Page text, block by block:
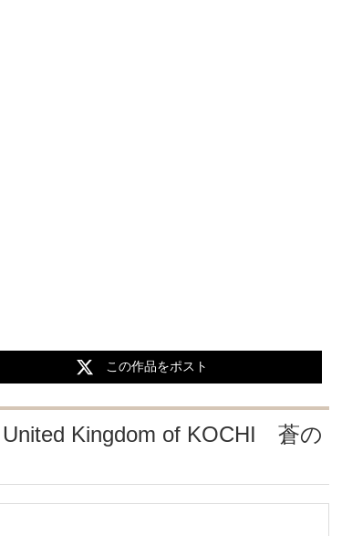
この作品をポスト
Kingdom of KOCHI 蒼の